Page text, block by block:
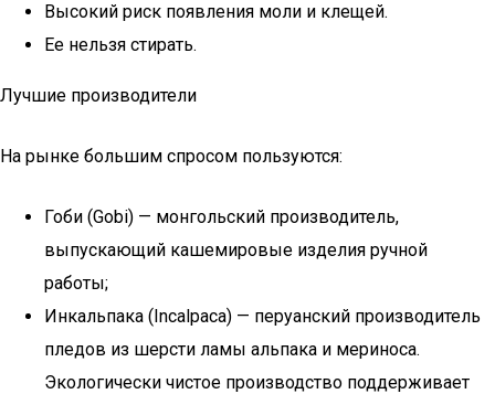
Высокий риск появления моли и клещей.
Ее нельзя стирать.
Лучшие производители
На рынке большим спросом пользуются:
Гоби (Gobi) — монгольский производитель,
выпускающий кашемировые изделия ручной
работы;
Инкальпака (Incalpaca) — перуанский производитель
пледов из шерсти ламы альпака и мериноса.
Экологически чистое производство поддерживает